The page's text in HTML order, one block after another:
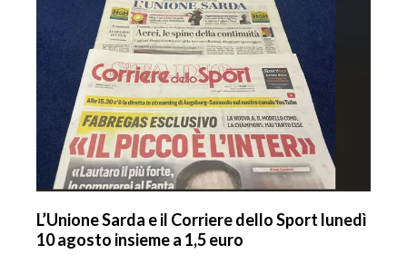
L’Unione Sarda e il Corriere dello Sport lunedì
10 agosto insieme a 1,5 euro